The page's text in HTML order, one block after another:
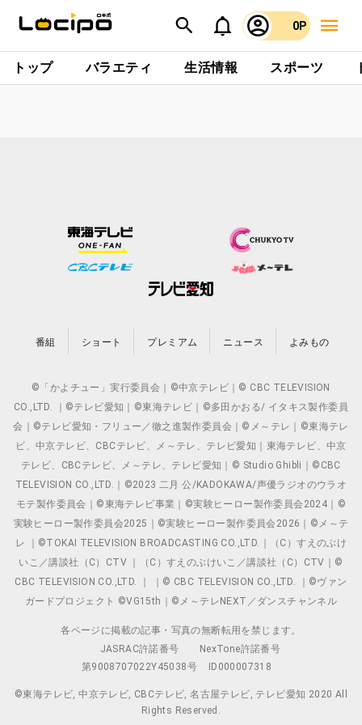
0P
トップ バラエティ 生活情報 スポーツ
番組 ショート プレミアム ニュース よみもの
©「かよチュー」実行委員会｜©中京テレビ｜© CBC TELEVISION
CO.,LTD. ｜©テレビ愛知｜©東海テレビ｜©多田かおる/ イタキス製作委員
会｜©テレビ愛知・フリュー／徹之進製作委員会｜©メ～テレ｜©東海テレ
ビ、中京テレビ、CBCテレビ、メ～テレ、テレビ愛知｜東海テレビ、中京
テレビ、CBCテレビ、メ～テレ、テレビ愛知｜© Studio Ghibli｜©CBC
TELEVISION CO.,LTD.｜©2023 二月 公/KADOKAWA/声優ラジオのウラオ
モテ製作委員会｜©東海テレビ事業｜©実験ヒーロー製作委員会2024｜©
実験ヒーロー製作委員会2025｜©実験ヒーロー製作委員会2026｜©メ～テ
レ ｜©TOKAI TELEVISION BROADCASTING CO.,LTD.｜（C）すえのぶけ
いこ／講談社（C）CTV ｜（C）すえのぶけいこ／講談社（C）CTV｜©
CBC TELEVISION CO.,LTD. ｜ ｜© CBC TELEVISION CO.,LTD. ｜©ヴァン
ガードプロジェクト ©VG15th｜©メ～テレNEXT／ダンスチャンネル
各ページに掲載の記事・写真の無断転用を禁じます。
JASRAC許諾番号
NexTone許諾番号
第9008707022Y45038号
ID000007318
©東海テレビ, 中京テレビ, CBCテレビ, 名古屋テレビ, テレビ愛知 2020 All
Rights Reserved.